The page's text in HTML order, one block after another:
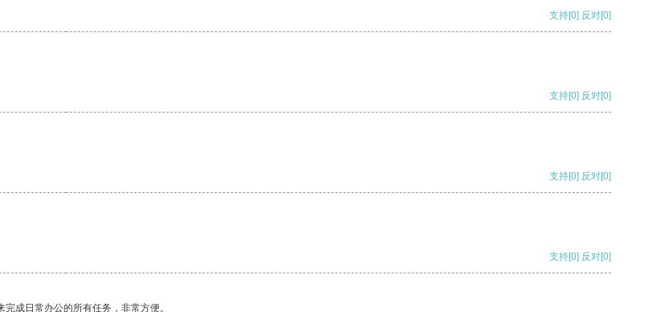
支持[0] 反对[0]
支持[0] 反对[0]
支持[0] 反对[0]
支持[0] 反对[0]
成日常办公的所有任务，非常方便。